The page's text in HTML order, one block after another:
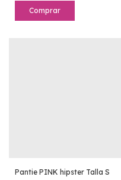
Pantie PINK hipster Talla S